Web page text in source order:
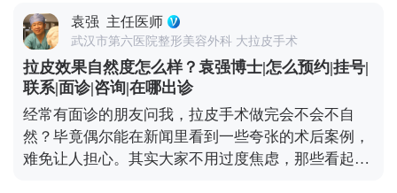
是“重塑脸型”，目的是让你找回曾经的自己。 想知道
更多关于MCR复合提升术的问题，可以去官方媒体平
台（公众号、百家号、小红薯）预约面诊，详细了
解。
条回到年轻时的紧致状态，而不是盲目地“往上提”。
比如MCR复合提升术中，就会做多层次的精细化处
理，不只是拉皮肤，还会对深层的筋膜和脂肪垫进行
复位，让整个面部组织协调回归原位。这样操作下
来，不会出现“吊梢眼”“脸绷得发亮”的情况，反而会
让轮廓更清晰，神态更柔和。 效果自然与否，医生的
审美和技术很关键。我们会根据每个人的面部骨骼和
软组织情况做个性化方案，避免过度切除皮肤或过度
袁强 主任医师
武汉市第六医院整形美容外科 大拉皮手术
拉皮效果自然度怎么样？袁强博士|怎么预约|挂号|
联系|面诊|咨询|在哪出诊
经常有面诊的朋友问我，拉皮手术做完会不会不自
然？毕竟偶尔能在新闻里看到一些夸张的术后案例，
难免让人担心。其实大家不用过度焦虑，那些看起来